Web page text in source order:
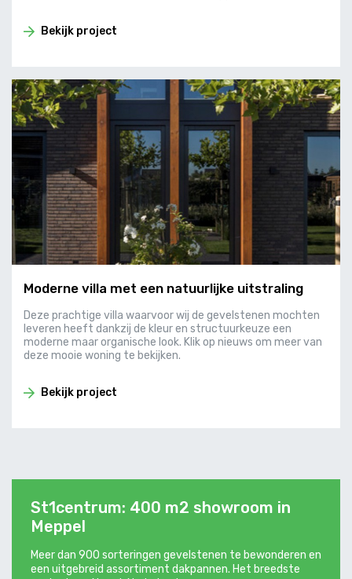
Bekijk project
Moderne villa met een natuurlijke uitstraling
Deze prachtige villa waarvoor wij de gevelstenen mochten
leveren heeft dankzij de kleur en structuurkeuze een
moderne maar organische look. Klik op nieuws om meer van
deze mooie woning te bekijken.
Bekijk project
St1centrum: 400 m2 showroom in
Meppel
Meer dan 900 sorteringen gevelstenen te bewonderen en
een uitgebreid assortiment dakpannen. Het breedste